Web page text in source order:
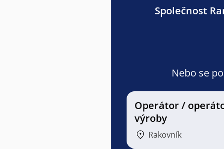
Společnost
Nebo se
Operátor /
výroby
Rakovník